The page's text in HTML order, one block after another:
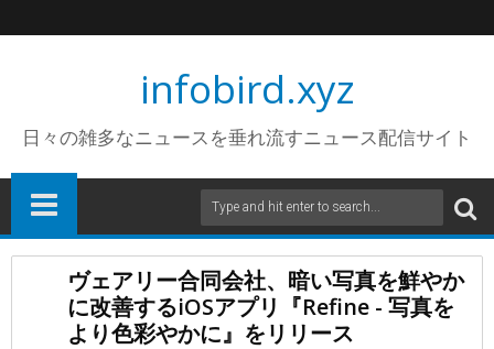
infobird.xyz
日々の雑多なニュースを垂れ流すニュース配信サイト
ヴェアリー合同会社、暗い写真を鮮やか
に改善するiOSアプリ『Refine - 写真を
より色彩やかに』をリリース